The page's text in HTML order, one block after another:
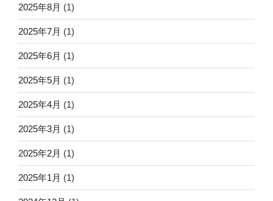
2025年8月 (1)
2025年7月 (1)
2025年6月 (1)
2025年5月 (1)
2025年4月 (1)
2025年3月 (1)
2025年2月 (1)
2025年1月 (1)